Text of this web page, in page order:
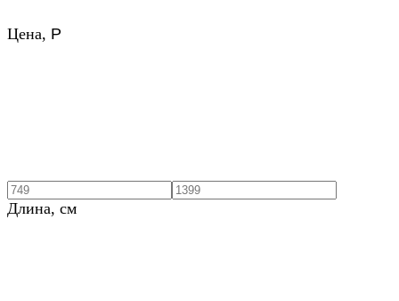
Цена, Р
Длина, см